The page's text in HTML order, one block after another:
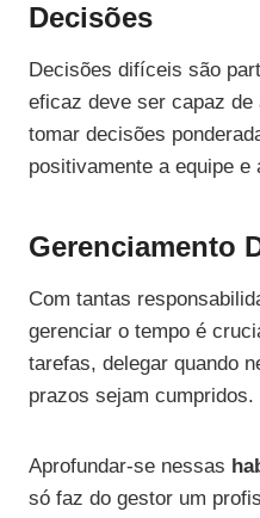
Decisões
Decisões difíceis são
eficaz deve ser capaz
tomar decisões
positivamente a equipe e
Gerenciamento
Com tantas
gerenciar o tempo é
tarefas, delegar quando
prazos sejam cumpridos.
Aprofundar-se nessas
só faz do gestor um